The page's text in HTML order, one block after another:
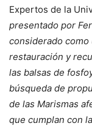
Expertos de la
presentado por
considerado
restauración y
las balsas de
búsqueda de
de las Marismas
que cumplan con